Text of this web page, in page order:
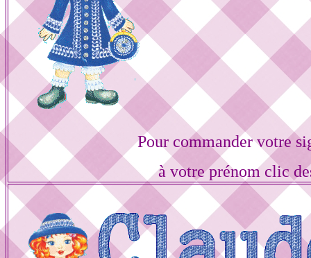
Pour commander votre
à votre prénom clic